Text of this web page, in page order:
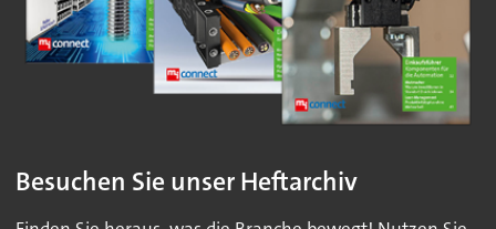
Besuchen Sie unser Heftarchiv